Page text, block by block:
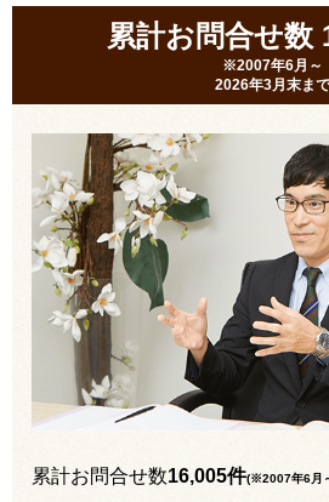
累計お問合せ数
※2007年6月～
2026年3月末まで
累計お問合せ数16,005件(※2007年6月